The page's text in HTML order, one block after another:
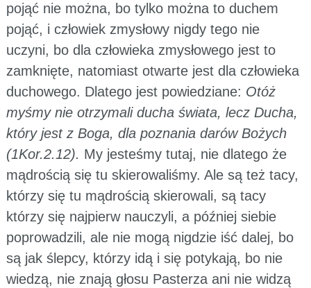
pojąć nie można, bo tylko można to duchem
pojąć, i człowiek zmysłowy nigdy tego nie
uczyni, bo dla człowieka zmysłowego jest to
zamknięte, natomiast otwarte jest dla człowieka
duchowego. Dlatego jest powiedziane: Otóż
myśmy nie otrzymali ducha świata, lecz Ducha,
który jest z Boga, dla poznania darów Bożych
(1Kor.2.12). My jesteśmy tutaj, nie dlatego że
mądrością się tu skierowaliśmy. Ale są też tacy,
którzy się tu mądrością skierowali, są tacy
którzy się najpierw nauczyli, a później siebie
poprowadzili, ale nie mogą nigdzie iść dalej, bo
są jak ślepcy, którzy idą i się potykają, bo nie
wiedzą, nie znają głosu Pasterza ani nie widzą